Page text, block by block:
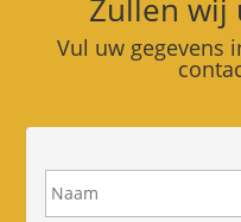
Zullen wij
Vul uw gegevens
N
a